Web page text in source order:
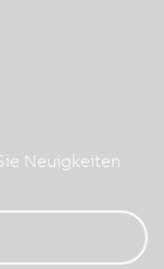
Neuigkeiten